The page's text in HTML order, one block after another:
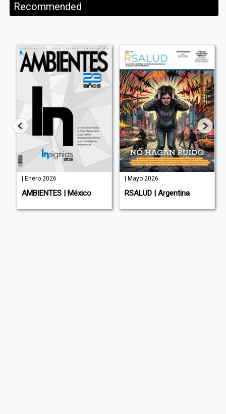
Recommended
| Enero 2026
AMBIENTES | México
| Mayo 2026
RSALUD | Argentina